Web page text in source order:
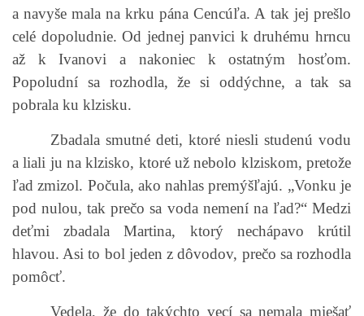
a navyše mala na krku pána Cencúľa. A tak jej prešlo
celé dopoludnie. Od jednej panvici k druhému hrncu
až k Ivanovi a nakoniec k ostatným hosťom.
Popoludní sa rozhodla, že si oddýchne, a tak sa
pobrala ku klzisku.
Zbadala smutné deti, ktoré niesli studenú vodu
a liali ju na klzisko, ktoré už nebolo klziskom, pretože
ľad zmizol. Počula, ako nahlas premýšľajú. „Vonku je
pod nulou, tak prečo sa voda nemení na ľad?“ Medzi
deťmi zbadala Martina, ktorý nechápavo krútil
hlavou. Asi to bol jeden z dôvodov, prečo sa rozhodla
pomôcť.
Vedela, že do takýchto vecí sa nemala miešať